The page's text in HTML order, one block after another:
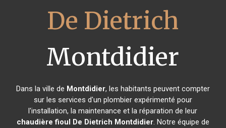
De Dietrich
Montdidier
Dans la ville de Montdidier, les habitants peuvent compter
sur les services d'un plombier expérimenté pour
l'installation, la maintenance et la réparation de leur
chaudière fioul De Dietrich Montdidier. Notre équipe de